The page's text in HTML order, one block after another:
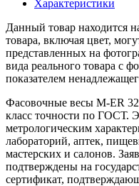
AFU-
32.1
"Post
II"
LED
Характеристики
Данный товар находится
товара, включая цвет,
представленных на
вида реального товара с
показателем
Фасовочные весы M-ER
класс точности по ГОСТ.
метрологическим
лабораторий, аптек,
мастерских и салонов.
подтверждены на
сертификат,